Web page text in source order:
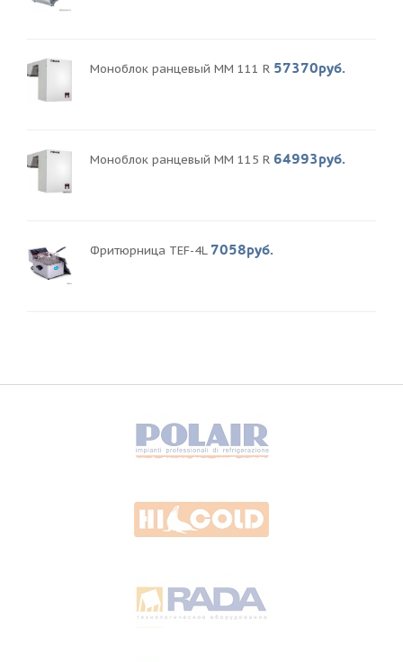
Моноблок ранцевый MM 111 R 57370руб.
Моноблок ранцевый MM 115 R 64993руб.
Фритюрница TEF-4L 7058руб.